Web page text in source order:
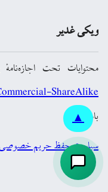
▲
ویکی غدیر
محتوایات تحت
ShareAlike
باشد.
سیاست حفظ حریم